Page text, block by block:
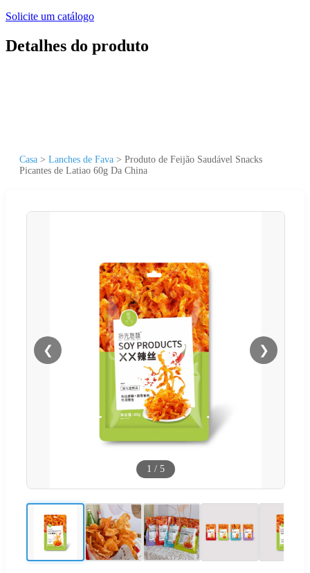
Solicite um catálogo
Detalhes do produto
Casa > Lanches de Fava > Produto de Feijão Saudável Snacks
Picantes de Latiao 60g Da China
❮ ❯
1 / 5